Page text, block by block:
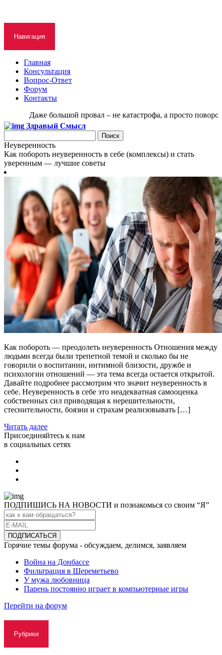
Навигация
Главная
Консультация
Вопрос-Ответ
Форум
Контакты
Даже большой провал – не катастрофа, а просто поворот
Здравый Смысл
Неуверенность
Как побороть неуверенность в себе (комплексы) и стать
уверенным — лучшие советы
Как побороть — преодолеть неуверенность Отношения между
людьми всегда были трепетной темой и сколько бы не
говорили о воспитании, интимной близости, дружбе и
психологии отношений — эта тема всегда остается открытой.
Давайте подробнее рассмотрим что значит неуверенность в
себе. Неуверенность в себе это неадекватная самооценка
собственных сил приводящая к нерешительности,
стеснительности, боязни и страхам реализовывать […]
Читать далее
Присоединяйтесь к нам
в социальных сетях
ПОДПИШИСЬ НА НОВОСТИ и познакомься со своим “Я”
Горячие темы форума - обсуждаем, делимся, заявляем
Война на Донбассе
Фильтрация в Шереметьево
У мужа любовница
Парень постоянно играет в компьютерные игры
Перейти на форум
Рубрики